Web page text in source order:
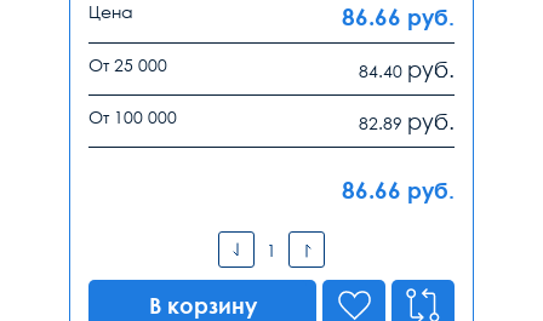
Цена 86.66 руб.
От 25 000 84.40 руб.
От 100 000 82.89 руб.
86.66 руб.
В корзину